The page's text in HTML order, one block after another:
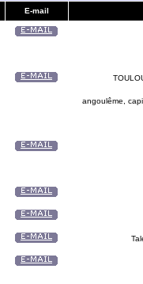
E-mail
angoulême,